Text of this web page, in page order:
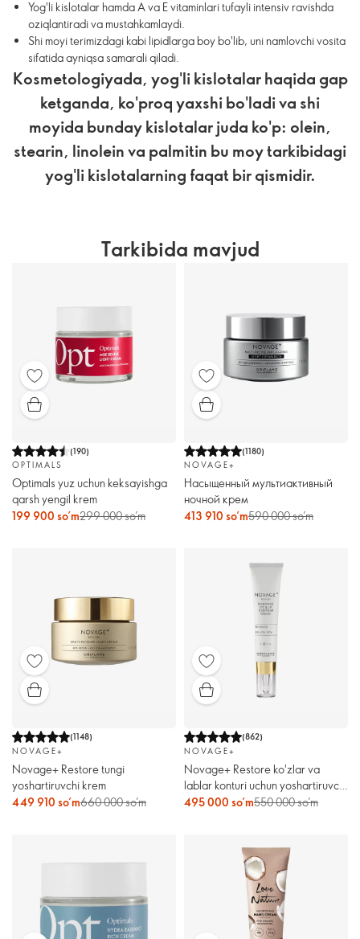
Yog'li kislotalar hamda A va E vitaminlari tufayli intensiv ravishda
oziqlantiradi va mustahkamlaydi.
Shi moyi terimizdagi kabi lipidlarga boy bo'lib, uni namlovchi vosita
sifatida ayniqsa samarali qiladi.
Kosmetologiyada, yog'li kislotalar haqida gap
ketganda, ko'proq yaxshi bo'ladi va shi
moyida bunday kislotalar juda ko'p: olein,
stearin, linolein va palmitin bu moy tarkibidagi
yog'li kislotalarning faqat bir qismidir.
Tarkibida mavjud
(190)
OPTIMALS
Optimals yuz uchun keksayishga
qarsh yengil krem
199 900 so’m299 000 so’m
(1180)
NOVAGE+
Насыщенный мультиактивный
ночной крем
413 910 so’m590 000 so’m
(1148)
NOVAGE+
Novage+ Restore tungi
yoshartiruvchi krem
449 910 so’m660 000 so’m
(862)
NOVAGE+
Novage+ Restore ko'zlar va
lablar konturi uchun yoshartiruvchi
krem
495 000 so’m550 000 so’m